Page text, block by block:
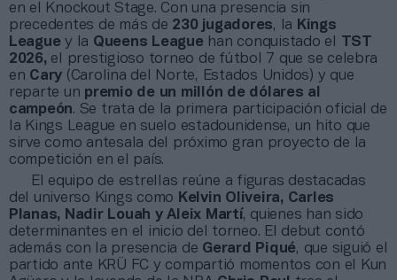
en el Knockout Stage. Con una presencia sin
precedentes de más de 230 jugadores, la Kings
League y la Queens League han conquistado el
TST
2026, el prestigioso torneo de fútbol 7 que se celebra
en Cary (Carolina del Norte, Estados Unidos) y que
reparte un premio de un millón de dólares al
campeón. Se trata de la primera participación oficial de
la Kings League en suelo estadounidense, un hito que
sirve como antesala del próximo gran proyecto de la
competición en el país.
El equipo de estrellas reúne a figuras destacadas
del universo Kings como Kelvin Oliveira, Carles
Planas, Nadir Louah y Aleix Martí, quienes han sido
determinantes en el inicio del torneo. El debut contó
además con la presencia de Gerard Piqué, que siguió el
partido ante KRÜ FC y compartió momentos con el Kun